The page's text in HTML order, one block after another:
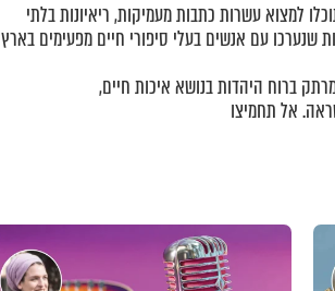
למצוא עשרות כתבות מעמיקות, ריאיונות בלתי
שנערכו עם אנשים בעלי סיפורי חיים מפעימים בארץ
ברוח היהדות בנושא איכות חיים,
אל תחמיצו